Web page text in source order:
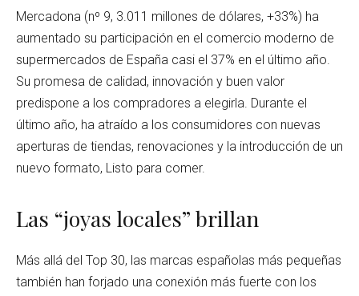
Mercadona (nº 9, 3.011 millones de dólares, +33%) ha
aumentado su participación en el comercio moderno de
supermercados de España casi el 37% en el último año.
Su promesa de calidad, innovación y buen valor
predispone a los compradores a elegirla. Durante el
último año, ha atraído a los consumidores con nuevas
aperturas de tiendas, renovaciones y la introducción de un
nuevo formato, Listo para comer.
Las “joyas locales” brillan
Más allá del Top 30, las marcas españolas más pequeñas
también han forjado una conexión más fuerte con los